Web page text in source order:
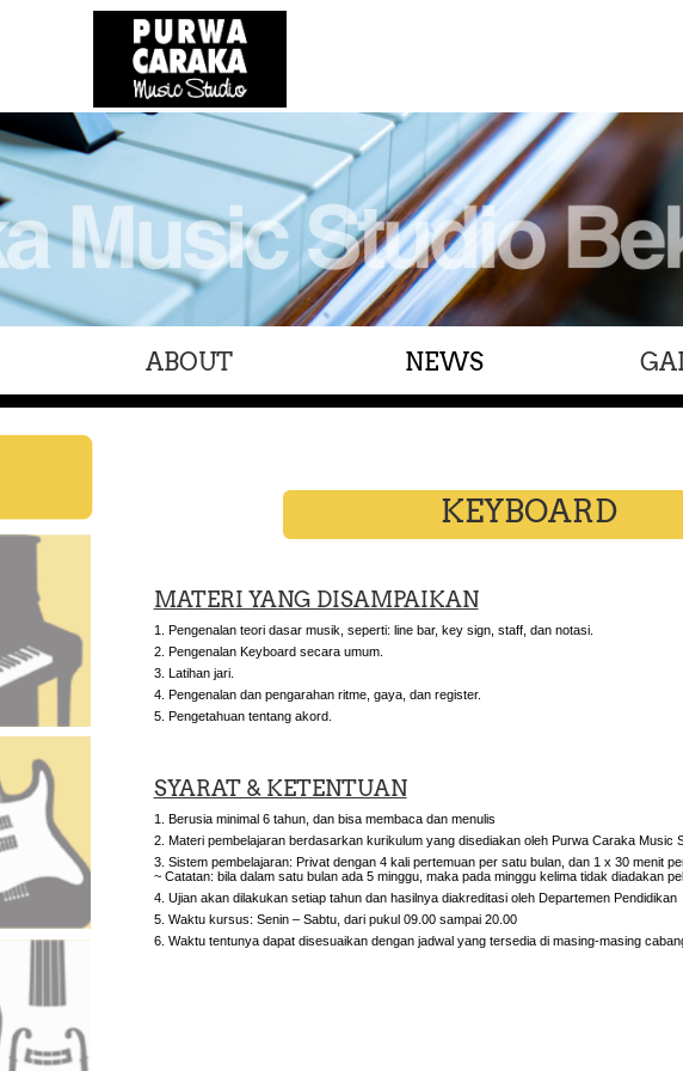
ABOUT NEWS
KEYBOARD
MATERI YANG DISAMPAIKAN
Pengenalan teori dasar musik, seperti: line bar, key sign, staff, dan notasi.
Pengenalan Keyboard secara umum.
Latihan jari.
Pengenalan dan pengarahan ritme, gaya, dan register.
Pengetahuan tentang akord.
SYARAT & KETENTUAN
Berusia minimal 6 tahun, dan bisa membaca dan menulis
Materi pembelajaran berdasarkan kurikulum yang disediakan oleh Purwa Caraka Music
Sistem pembelajaran: Privat dengan 4 kali pertemuan per satu bulan, dan 1 x 30 menit
~ Catatan: bila dalam satu bulan ada 5 minggu, maka pada minggu kelima tidak diadakan
Ujian akan dilakukan setiap tahun dan hasilnya diakreditasi oleh Departemen Pendidikan
Waktu kursus: Senin – Sabtu, dari pukul 09.00 sampai 20.00
Waktu tentunya dapat disesuaikan dengan jadwal yang tersedia di masing-masing